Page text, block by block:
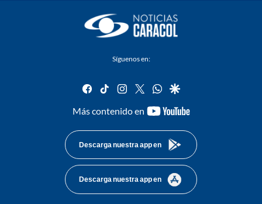
Síguenos en:
facebook
tiktok instagram
twitterwhatsapp
google
Más contenido en
youtube-
Descarga nuestra app en
Descarga nuestra app en